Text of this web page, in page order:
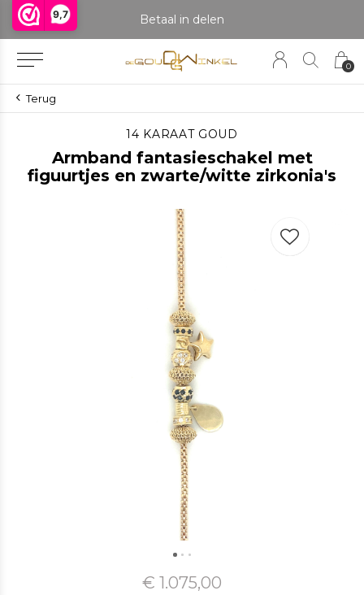
9,7
0
Betaal in delen
Terug
14 KARAAT GOUD
Armband fantasieschakel met
figuurtjes en zwarte/witte zirkonia's
€ 1.075,00